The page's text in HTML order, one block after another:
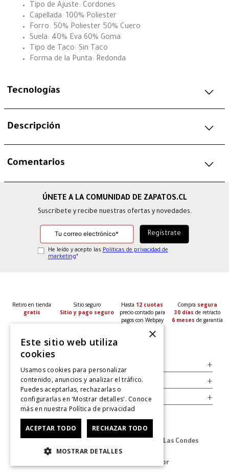
Tipo de Ajuste: Cordones
Capellada: 100% Poliester
Forro: 50% Poliester 50% Cuero
Suela: 40% Eva 60% Goma
Tipo de Taco: Sin Taco
Forma de la Punta: Redonda
Tecnologías
Descripción
Comentarios
Suscríbete y recibe nuestras ofertas y novedades.
He leído y acepto las Políticas de privacidad de
marketing*
Retiro en tienda
gratis
Sitio seguro
Sitio y pago seguro
Hasta 12 cuotas
precio contado para
pagos con Webpay
Compra segura
30 días de retracto
6 meses de garantía
+
Legal +
Cuenta +
Dirección Oficina: Av. Las Condes #11281 - Las Condes
Revisa nuestras tiendas
© 2025 Zapatos derechos de autor
×
Este sitio web utiliza
cookies
Usamos cookies para personalizar
contenido, anuncios y analizar el tráfico.
Puedes aceptarlas, rechazarlas o
configurarlas en 'Mostrar detalles'. Conoce
más en nuestra Política de privacidad
ACEPTAR TODO RECHAZAR TODO
MOSTRAR DETALLES